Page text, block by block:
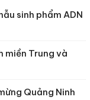
sinh phẩm ADN
miền Trung và
Quảng Ninh